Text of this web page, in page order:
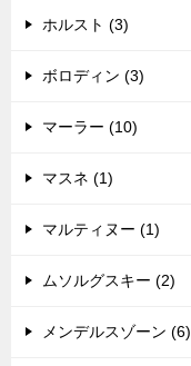
ホルスト (3)
ボロディン (3)
マーラー (10)
マスネ (1)
マルティヌー (1)
ムソルグスキー (2)
メンデルスゾーン (6)